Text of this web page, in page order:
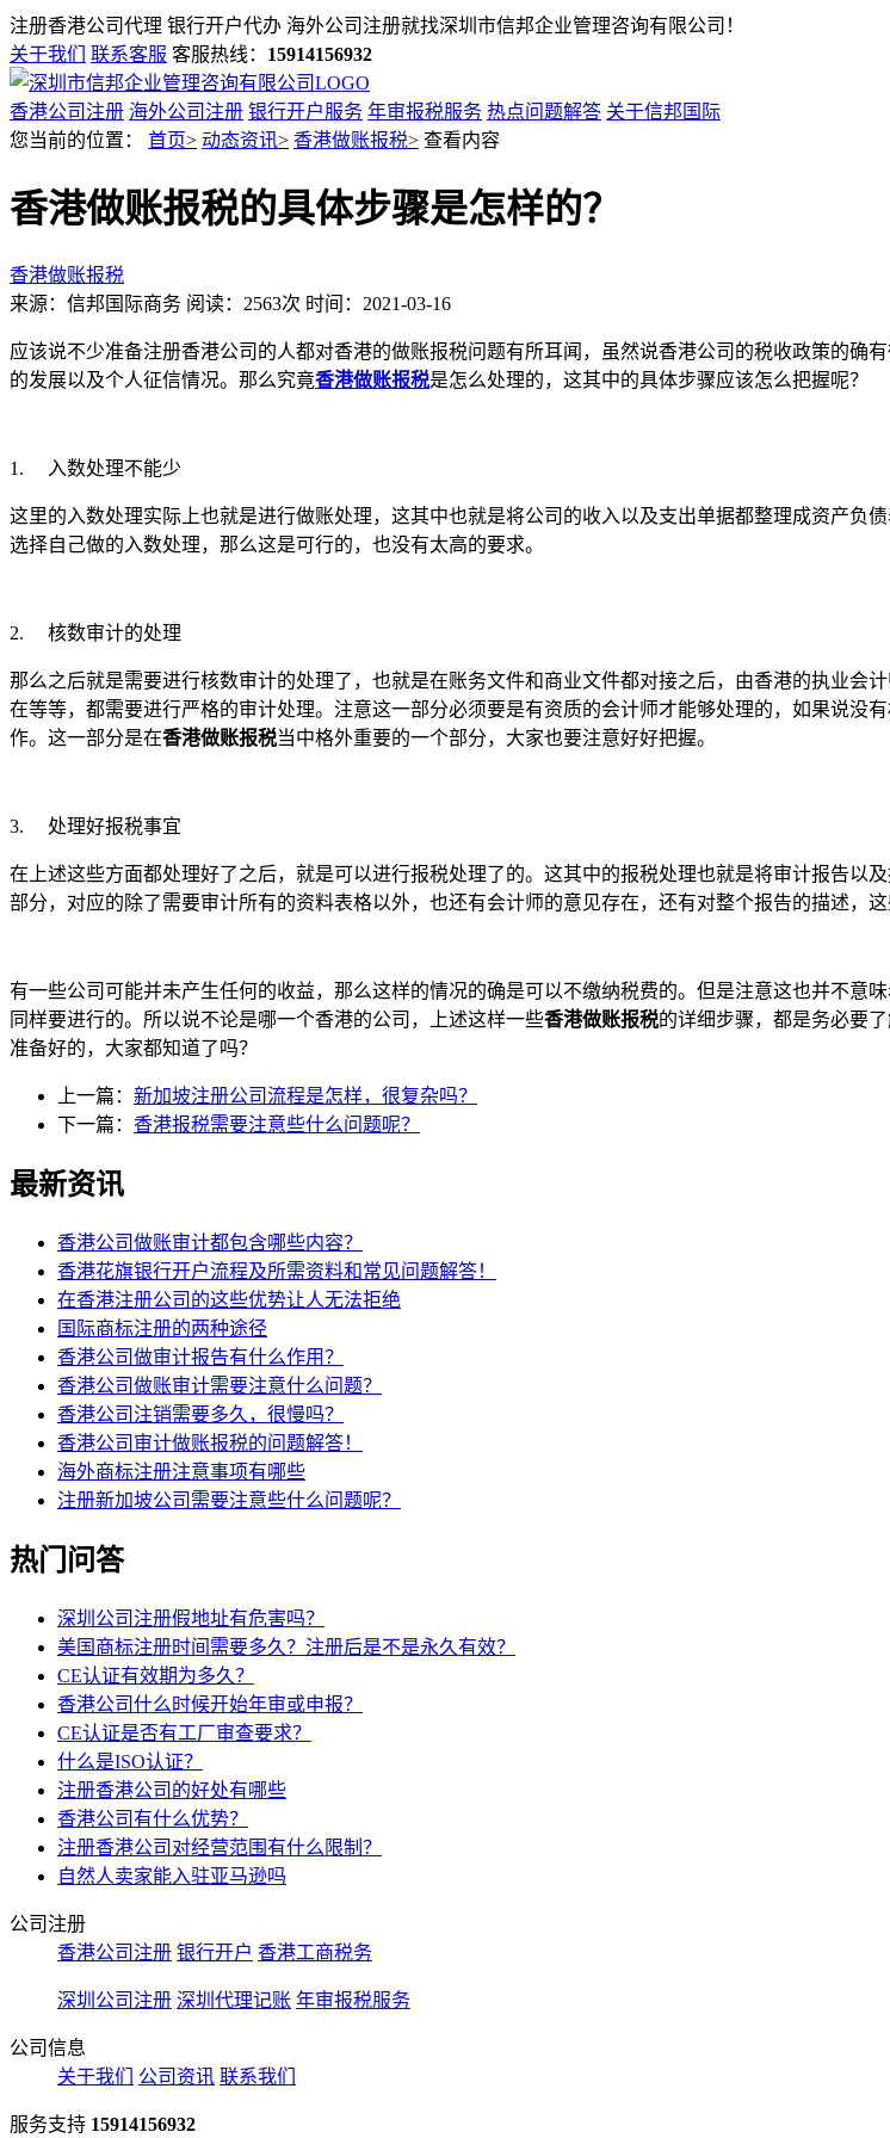
注册香港公司代理 银行开户代办 海外公司注册就找深圳市信邦企业管理咨询有限公司！
关于我们
联系客服 客服热线： 15914156932
香港公司注册 海外公司注册 银行开户服务 年审报税服务 热点问题解答 关于信邦国际
您当前的位置： 首页> 动态资讯> 香港做账报税> 查看内容
香港做账报税的具体步骤是怎样的？
香港做账报税
来源：信邦国际商务 阅读：2563次 时间：2021-03-16
应该说不少准备注册香港公司的人都对香港的做账报税问题有所耳闻，虽然说香港公司的税收政策的确
的发展以及个人征信情况。那么究竟香港做账报税是怎么处理的，这其中的具体步骤应该怎么把握呢？
1. 入数处理不能少
这里的入数处理实际上也就是进行做账处理，这其中也就是将公司的收入以及支出单据都整理成资产负
选择自己做的入数处理，那么这是可行的，也没有太高的要求。
2. 核数审计的处理
那么之后就是需要进行核数审计的处理了，也就是在账务文件和商业文件都对接之后，由香港的执业
在等等，都需要进行严格的审计处理。注意这一部分必须要是有资质的会计师才能够处理的，如果说没
作。这一部分是在香港做账报税当中格外重要的一个部分，大家也要注意好好把握。
3. 处理好报税事宜
在上述这些方面都处理好了之后，就是可以进行报税处理了的。这其中的报税处理也就是将审计报告以
部分，对应的除了需要审计所有的资料表格以外，也还有会计师的意见存在，还有对整个报告的描述，
有一些公司可能并未产生任何的收益，那么这样的情况的确是可以不缴纳税费的。但是注意这也并不意
同样要进行的。所以说不论是哪一个香港的公司，上述这样一些香港做账报税的详细步骤，都是务必要
准备好的，大家都知道了吗？
上一篇： 新加坡注册公司流程是怎样，很复杂吗？
下一篇： 香港报税需要注意些什么问题呢？
最新资讯
香港公司做账审计都包含哪些内容？
香港花旗银行开户流程及所需资料和常见问题解答！
在香港注册公司的这些优势让人无法拒绝
国际商标注册的两种途径
香港公司做审计报告有什么作用？
香港公司做账审计需要注意什么问题？
香港公司注销需要多久，很慢吗？
香港公司审计做账报税的问题解答！
海外商标注册注意事项有哪些
注册新加坡公司需要注意些什么问题呢？
热门问答
深圳公司注册假地址有危害吗？
美国商标注册时间需要多久？注册后是不是永久有效？
CE认证有效期为多久？
香港公司什么时候开始年审或申报？
CE认证是否有工厂审查要求？
什么是ISO认证？
注册香港公司的好处有哪些
香港公司有什么优势？
注册香港公司对经营范围有什么限制？
自然人卖家能入驻亚马逊吗
公司注册
香港公司注册 银行开户 香港工商税务
深圳公司注册 深圳代理记账 年审报税服务
公司信息
关于我们
公司资讯 联系我们
服务支持 15914156932